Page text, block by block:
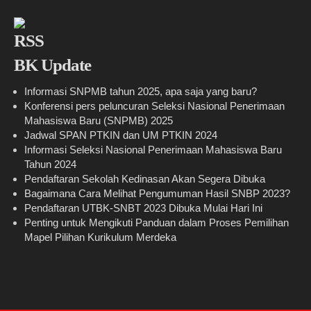
BK Update
Informasi SNPMB tahun 2025, apa saja yang baru?
Konferensi pers peluncuran Seleksi Nasional Penerimaan
Mahasiswa Baru (SNPMB) 2025
Jadwal SPAN PTKIN dan UM PTKIN 2024
Informasi Seleksi Nasional Penerimaan Mahasiswa Baru
Tahun 2024
Pendaftaran Sekolah Kedinasan Akan Segera Dibuka
Bagaimana Cara Melihat Pengumuman Hasil SNBP 2023?
Pendaftaran UTBK-SNBT 2023 Dibuka Mulai Hari Ini
Penting untuk Mengikuti Panduan dalam Proses Pemilihan
Mapel Pilihan Kurikulum Merdeka